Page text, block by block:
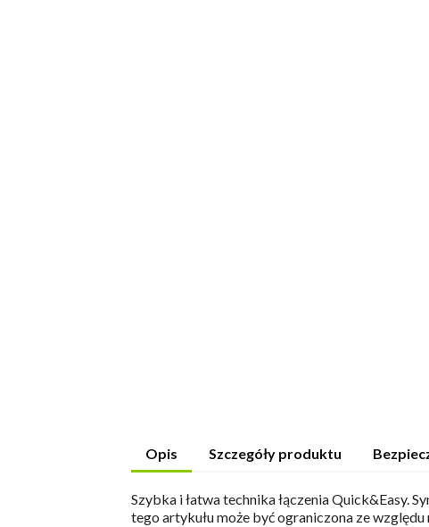
Opis Szczegóły produktu
Szybka i łatwa technika łączenia Quick&Easy.
tego artykułu może być ograniczona ze